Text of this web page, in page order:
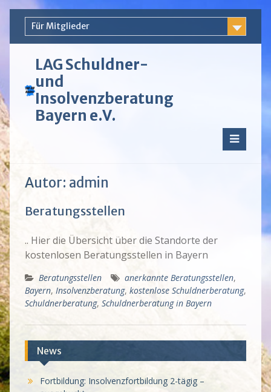
Skip
Für Mitglieder
LAG Schuldner-
und
Insolvenzberatung
Bayern e.V.
Autor: admin
Beratungsstellen
.. Hier die Übersicht über die Standorte der
kostenlosen Beratungsstellen in Bayern
Beratungsstellen anerkannte Beratungsstellen,
Bayern, Insolvenzberatung, kostenlose Schuldnerberatung,
Schuldnerberatung, Schuldnerberatung in Bayern
News
Fortbildung: Insolvenzfortbildung 2-tägig –